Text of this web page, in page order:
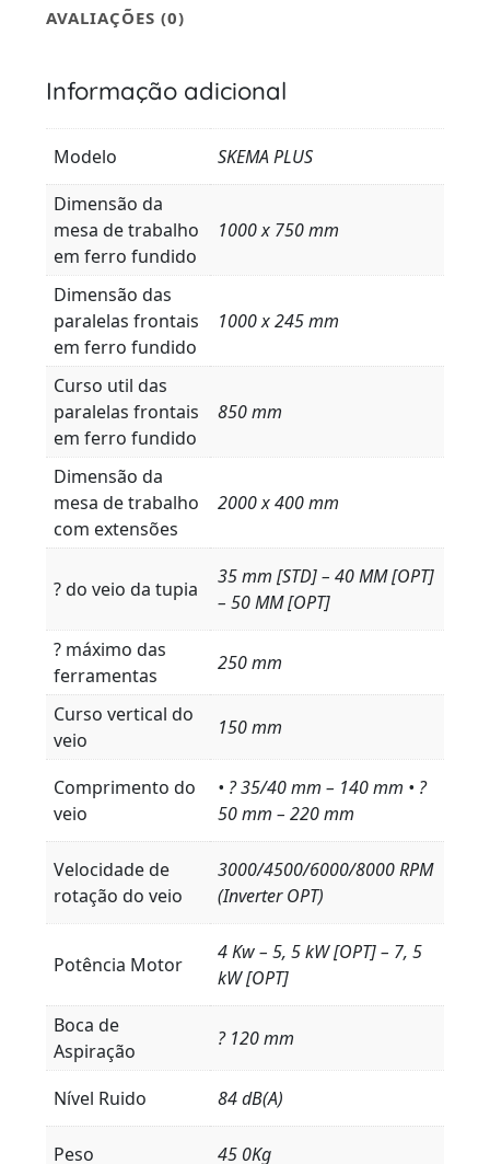
AVALIAÇÕES (0)
Informação adicional
Modelo
SKEMA PLUS
Dimensão da
mesa de trabalho
em ferro fundido
1000 x 750 mm
Dimensão das
paralelas frontais
em ferro fundido
1000 x 245 mm
Curso util das
paralelas frontais
em ferro fundido
850 mm
Dimensão da
mesa de trabalho
com extensões
2000 x 400 mm
? do veio da tupia
35 mm [STD] – 40 MM [OPT]
– 50 MM [OPT]
? máximo das
ferramentas
250 mm
Curso vertical do
veio
150 mm
Comprimento do
veio
• ? 35/40 mm – 140 mm • ?
50 mm – 220 mm
Velocidade de
rotação do veio
3000/4500/6000/8000 RPM
(Inverter OPT)
Potência Motor
4 Kw – 5, 5 kW [OPT] – 7, 5
kW [OPT]
Boca de
Aspiração
? 120 mm
Nível Ruido 84 dB(A)
Peso 45 0Kg